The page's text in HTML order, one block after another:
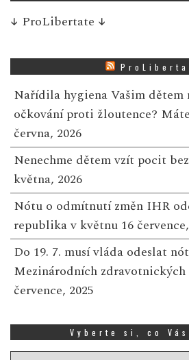
↓ ProLibertate ↓
Nařídila hygiena Vašim dětem
očkování proti žloutence?
června, 2026
Nenechme dětem vzít pocit
května, 2026
Nótu o odmítnutí změn IHR
republika v květnu 16
Do 19. 7. musí vláda odeslat
Mezinárodních zdravotnických
července, 2025
Vyberte si, co